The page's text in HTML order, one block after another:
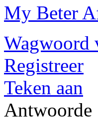
My Beter
Wagwoord
Registreer
Teken aan
Antwoorde